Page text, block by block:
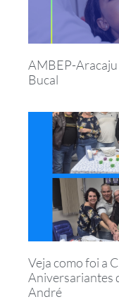
AMBEP-Aracaju
Bucal
Veja como foi a
Aniversariantes
André